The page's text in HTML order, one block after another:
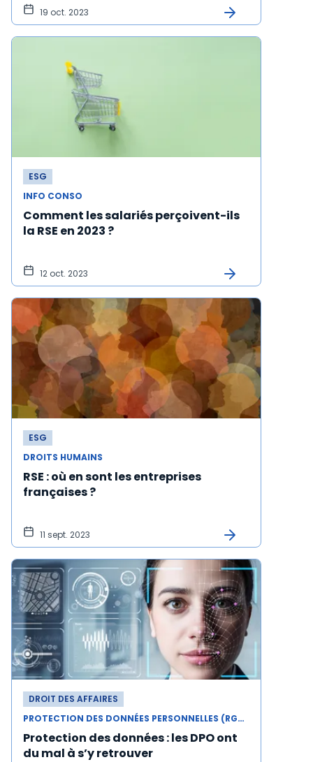
19 oct. 2023
ESG
INFO CONSO
Comment les salariés perçoivent-ils
la RSE en 2023 ?
12 oct. 2023
ESG
DROITS HUMAINS
RSE : où en sont les entreprises
françaises ?
11 sept. 2023
DROIT DES AFFAIRES
PROTECTION DES DONNÉES PERSONNELLES (RGPD)
Protection des données : les DPO ont
du mal à s’y retrouver